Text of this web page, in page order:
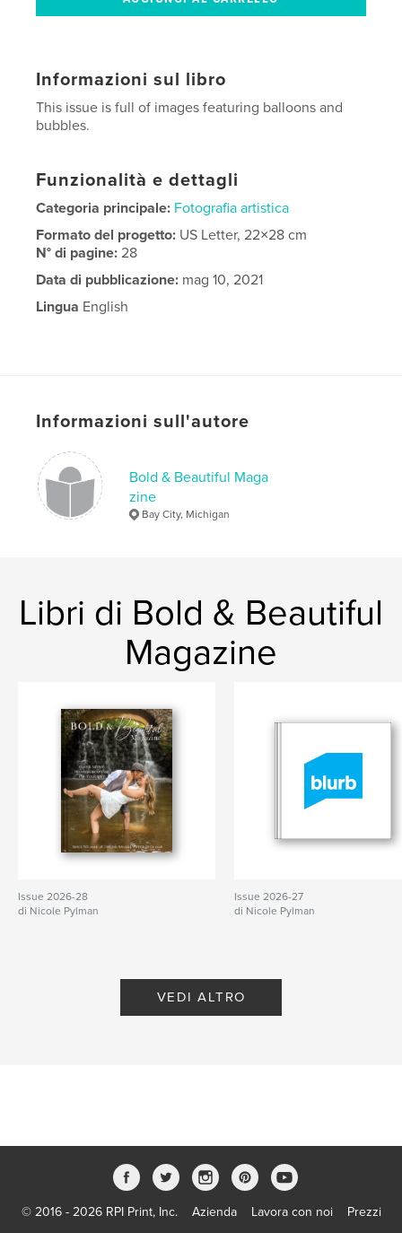
Informazioni sul libro
This issue is full of images featuring balloons and
bubbles.
Funzionalità e dettagli
Categoria principale: Fotografia artistica
Formato del progetto: US Letter, 22×28 cm
N° di pagine:28
Data di pubblicazione: mag 10, 2021
Lingua English
Informazioni sull'autore
Bold & Beautiful Maga
zine
Bay City, Michigan
Libri di Bold & Beautiful
Magazine
Issue 2026-28
di Nicole Pylman
Issue 2026-27
di Nicole Pylman
VEDI ALTRO
© 2016 - 2026 RPI Print, Inc. Azienda Lavora con noi
Prezzi